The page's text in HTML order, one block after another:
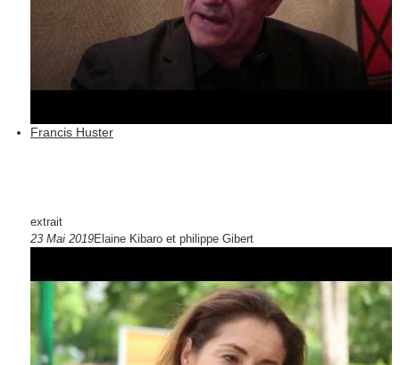
Francis Huster
extrait
23 Mai 2019Elaine Kibaro et philippe Gibert